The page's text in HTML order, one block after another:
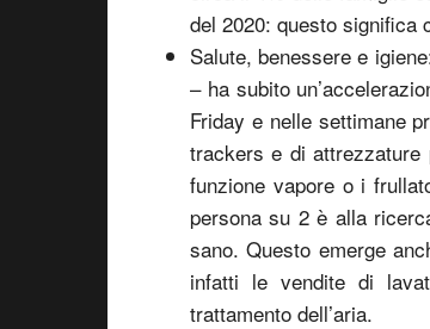
del 2020: questo significa
Salute, benessere e
– ha subito
Friday e nelle settimane
trackers e di
funzione vapore o i
persona su 2 è alla
sano. Questo emerge
infatti le vendite di
trattamento dell’aria.